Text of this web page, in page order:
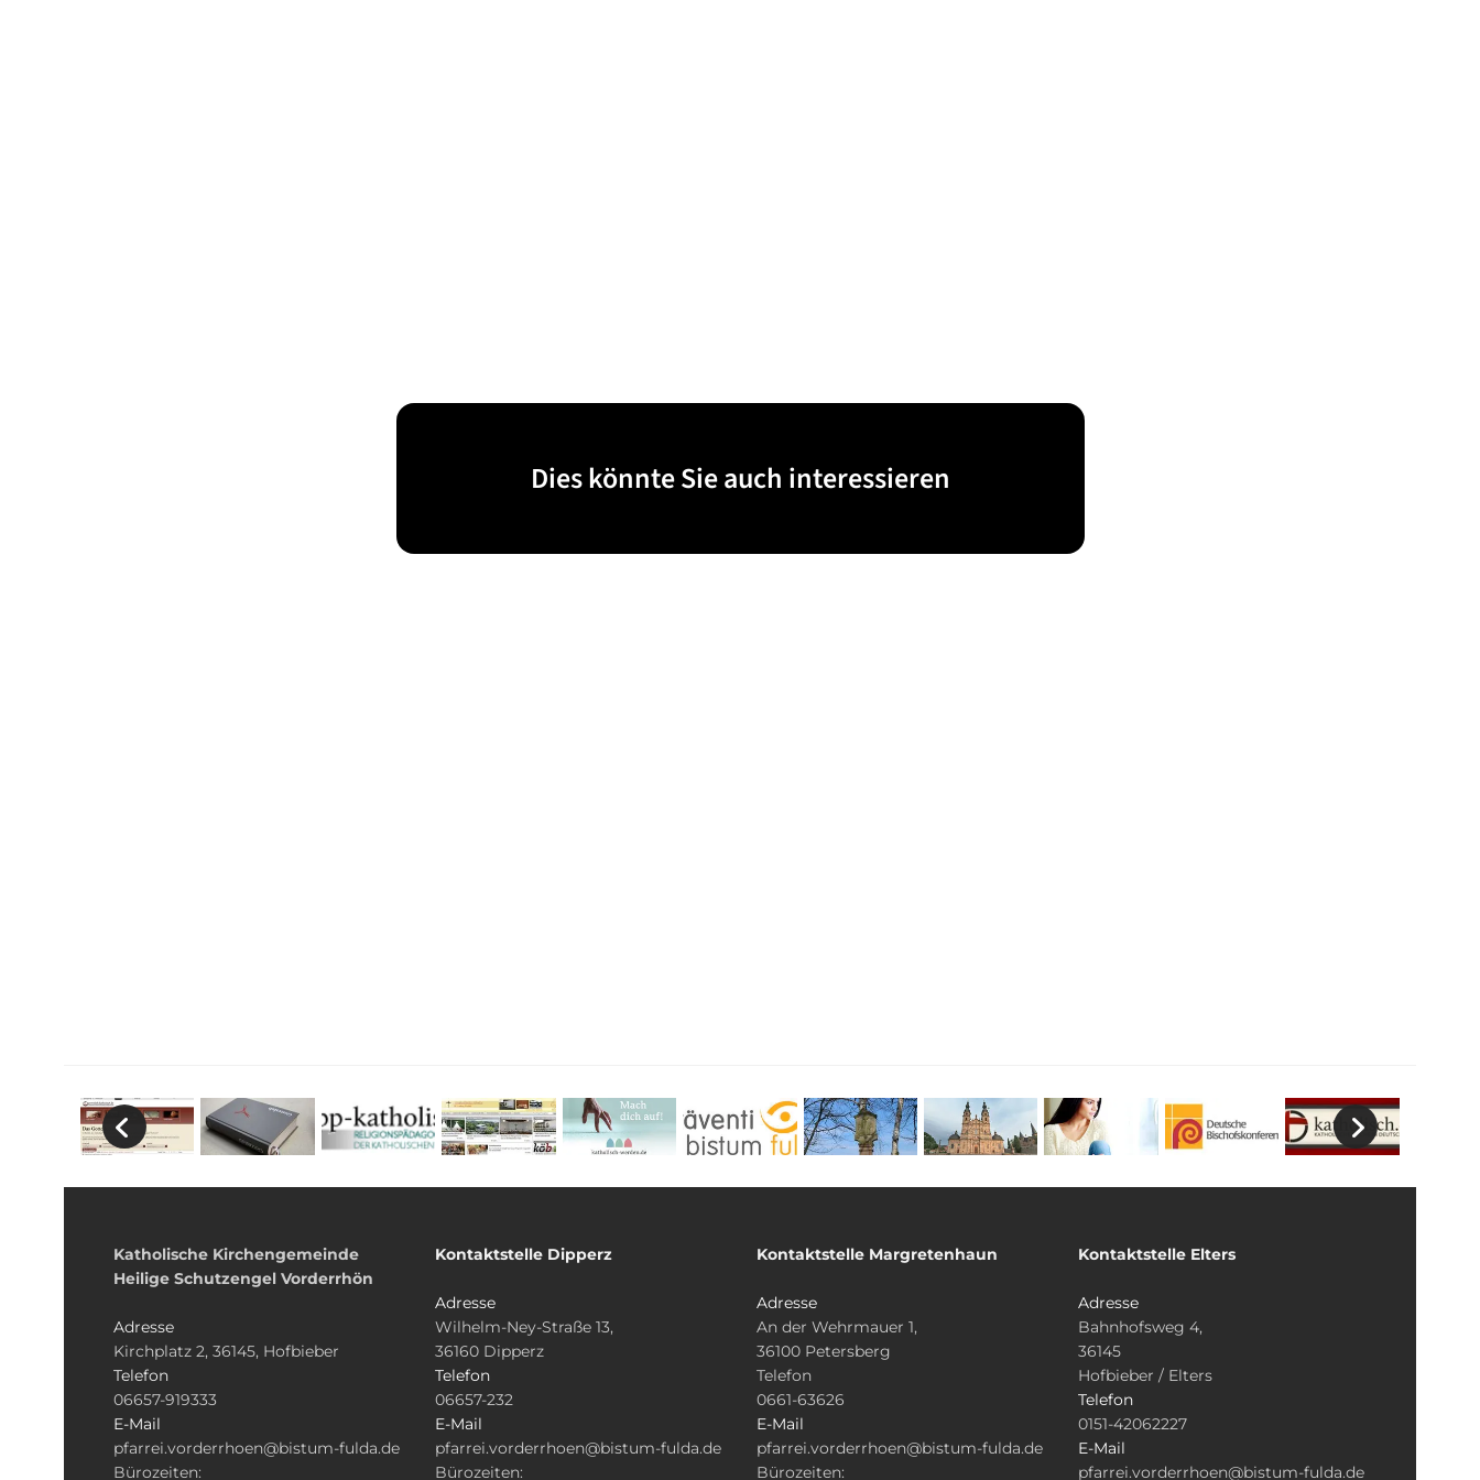
Dies könnte Sie auch interessieren
Katholische Kirchengemeinde
Heilige Schutzengel Vorderrhön
Adresse
Kirchplatz 2, 36145, Hofbieber
Telefon
06657-919333
E-Mail
pfarrei.vorderrhoen@bistum-fulda.de
Bürozeiten:
Kontaktstelle Dipperz
Adresse
Wilhelm-Ney-Straße 13,
36160 Dipperz
Telefon
06657-232
E-Mail
pfarrei.vorderrhoen@bistum-fulda.de
Bürozeiten:
Kontaktstelle Margretenhaun
Adresse
An der Wehrmauer 1,
36100 Petersberg
Telefon
0661-63626
E-Mail
pfarrei.vorderrhoen@bistum-fulda.de
Bürozeiten:
Kontaktstelle Elters
Adresse
Bahnhofsweg 4,
36145
Hofbieber / Elters
Telefon
0151-42062227
E-Mail
pfarrei.vorderrhoen@bistum-fulda.de